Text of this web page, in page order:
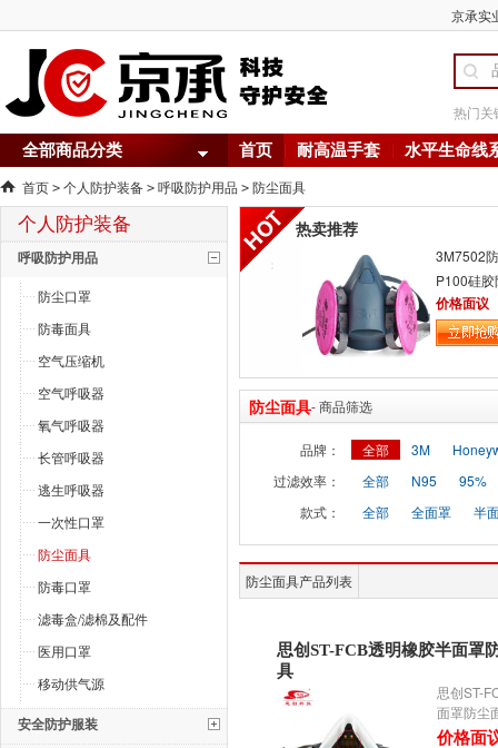
京承实
热门关
全部商品分类 首页 耐高温手套 水平生命线
首页 > 个人防护装备 > 呼吸防护用品 > 防尘面具
个人防护装备
呼吸防护用品
防尘口罩
防毒面具
空气压缩机
空气呼吸器
氧气呼吸器
长管呼吸器
逃生呼吸器
一次性口罩
防尘面具
防毒口罩
滤毒盒/滤棉及配件
医用口罩
移动供气源
安全防护服装
热卖推荐
3M7502
P100硅
价格面议
防尘面具- 商品筛选
品牌： 全部 3M
过滤效率：
全部 N95
95%
款式：
全部 全面罩 半
防尘面具产品列表
思创ST-FCB透明橡胶半面罩
具
思创ST-
面罩防尘
价格面